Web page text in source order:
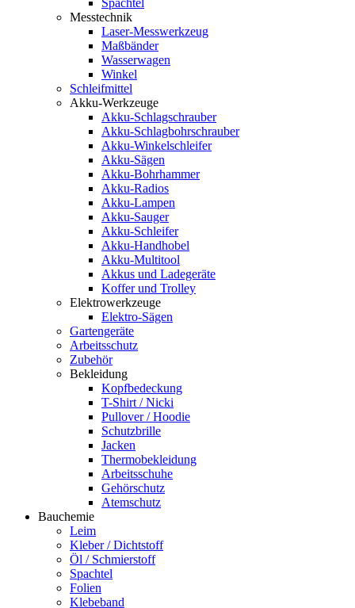
Spachtel
Messtechnik
Laser-Messwerkzeug
Maßbänder
Wasserwagen
Winkel
Schleifmittel
Akku-Werkzeuge
Akku-Schlagschrauber
Akku-Schlagbohrschrauber
Akku-Winkelschleifer
Akku-Sägen
Akku-Bohrhammer
Akku-Radios
Akku-Lampen
Akku-Sauger
Akku-Schleifer
Akku-Handhobel
Akku-Multitool
Akkus und Ladegeräte
Koffer und Trolley
Elektrowerkzeuge
Elektro-Sägen
Gartengeräte
Arbeitsschutz
Zubehör
Bekleidung
Kopfbedeckung
T-Shirt / Nicki
Pullover / Hoodie
Schutzbrille
Jacken
Thermobekleidung
Arbeitsschuhe
Gehörschutz
Atemschutz
Bauchemie
Leim
Kleber / Dichtstoff
Öl / Schmierstoff
Spachtel
Folien
Klebeband